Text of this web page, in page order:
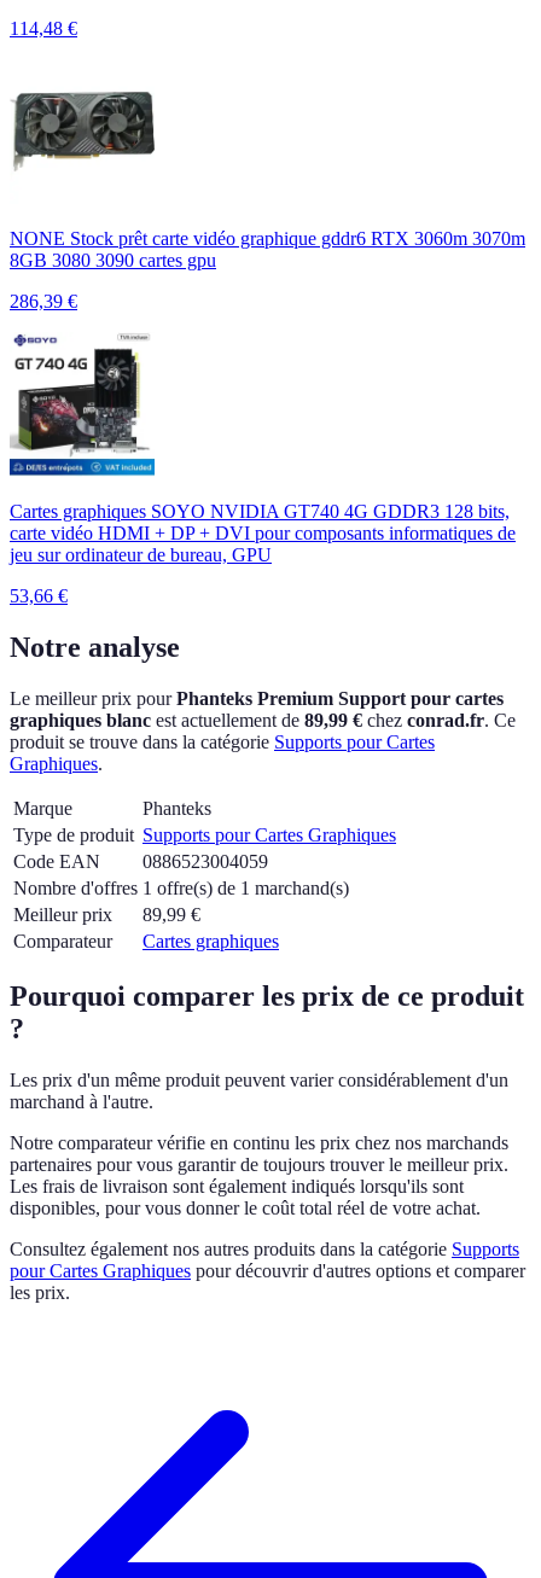
114,48 €
NONE Stock prêt carte vidéo graphique gddr6 RTX 3060m 3070m
8GB 3080 3090 cartes gpu
286,39 €
Cartes graphiques SOYO NVIDIA GT740 4G GDDR3 128 bits,
carte vidéo HDMI + DP + DVI pour composants informatiques de
jeu sur ordinateur de bureau, GPU
53,66 €
Notre analyse
Le meilleur prix pourPhanteks Premium Support pour cartes
graphiques blanc est actuellement de 89,99 € chez conrad.fr. Ce
produit se trouve dans la catégorie Supports pour Cartes
Graphiques.
Marque
Phanteks
Type de produit Supports pour Cartes Graphiques
Code EAN
0886523004059
Nombre d'offres 1 offre(s) de 1 marchand(s)
Meilleur prix
89,99 €
Comparateur
Cartes graphiques
Pourquoi comparer les prix de ce produit
?
Les prix d'un même produit peuvent varier considérablement d'un
marchand à l'autre.
Notre comparateur vérifie en continu les prix chez nos marchands
partenaires pour vous garantir de toujours trouver le meilleur prix.
Les frais de livraison sont également indiqués lorsqu'ils sont
disponibles, pour vous donner le coût total réel de votre achat.
Consultez également nos autres produits dans la catégorie Supports
pour Cartes Graphiques pour découvrir d'autres options et comparer
les prix.